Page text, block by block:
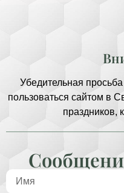
Убедительная
пользоваться сайтом в
праздников,